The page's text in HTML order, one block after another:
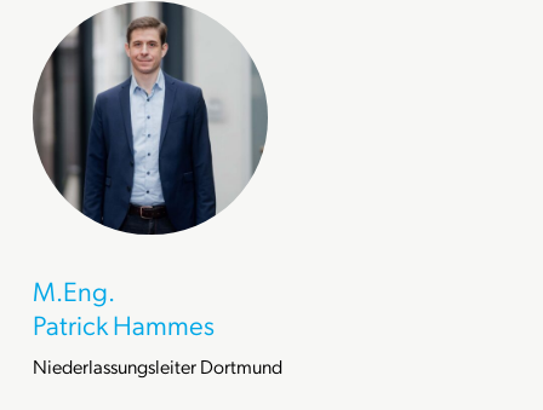
M.Eng.
Patrick Hammes
Niederlassungsleiter Dortmund